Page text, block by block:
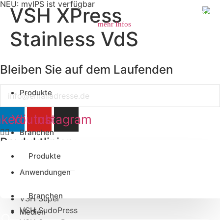
NEU: myIPS ist verfügbar
mehr Infos
schließen
Produkte
Branchen
Anwendungen
Medien
Produkte
Branchen
VSH XPress
Stainless VdS
Bleiben Sie auf dem Laufenden
Email
Youtube
Instagram
Produktlinien
VSH XPress
VSH Super
VSH SudoPress